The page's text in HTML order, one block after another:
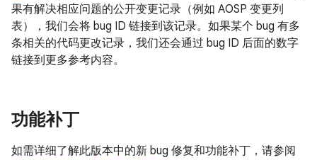
果有解决相应问题的公开变更记录（例如 AOSP 变更列
表），我们会将 bug ID 链接到该记录。如果某个 bug 有多
条相关的代码更改记录，我们还会通过 bug ID 后面的数字
链接到更多参考内容。
功能补丁
如需详细了解此版本中的新 bug 修复和功能补丁，请参阅